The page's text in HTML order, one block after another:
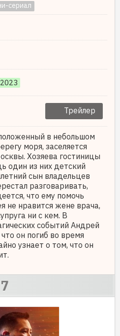
сериал
Трейлер
в небольшом
моря, заселяется
Хозяева гостиницы
один из них детский
сын владельцев
разговаривать,
что ему помочь
не нравится жене врача,
ни с кем. В
событий Андрей
он погиб во время
узнает о том, что он